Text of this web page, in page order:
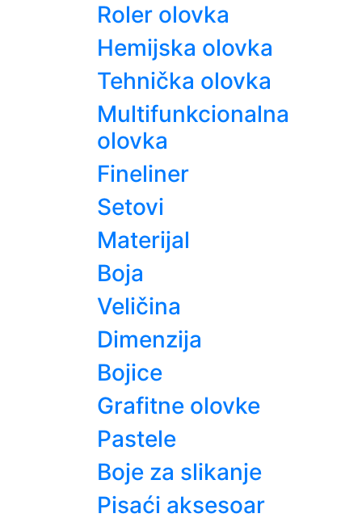
Roler olovka
Hemijska olovka
Tehnička olovka
Multifunkcionalna
olovka
Fineliner
Setovi
Materijal
Boja
Veličina
Dimenzija
Bojice
Grafitne olovke
Pastele
Boje za slikanje
Pisaći aksesoar